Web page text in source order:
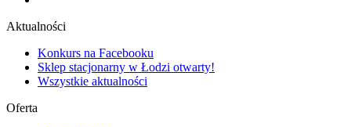
Aktualności
Konkurs na Facebooku
Sklep stacjonarny w Łodzi otwarty!
Wszystkie aktualności
Oferta